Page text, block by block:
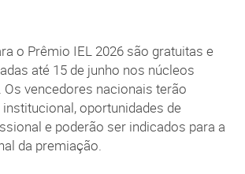
o Prêmio IEL 2026 são gratuitas e
até 15 de junho nos núcleos
Os vencedores nacionais terão
oportunidades de
e poderão ser indicados para a
da premiação.